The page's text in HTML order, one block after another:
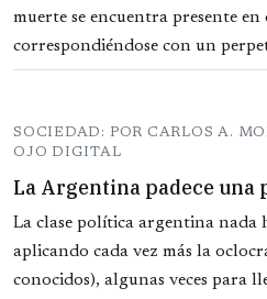
muerte se encuentra presente
correspondiéndose con un
SOCIEDAD: POR CARLOS A.
OJO DIGITAL
La Argentina padece
La clase política argentina nada
aplicando cada vez más la
conocidos), algunas veces para